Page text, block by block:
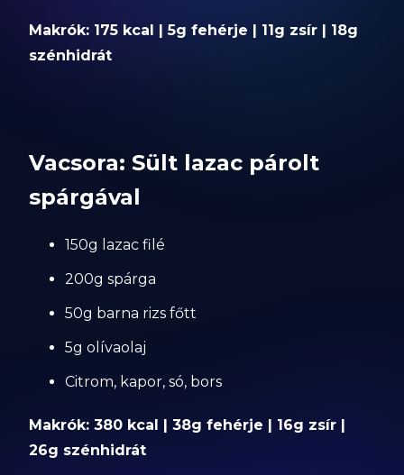
Makrók: 175 kcal | 5g fehérje | 11g zsír | 18g
szénhidrát
Vacsora: Sült lazac párolt
spárgával
150g lazac filé
200g spárga
50g barna rizs főtt
5g olívaolaj
Citrom, kapor, só, bors
Makrók: 380 kcal | 38g fehérje | 16g zsír |
26g szénhidrát